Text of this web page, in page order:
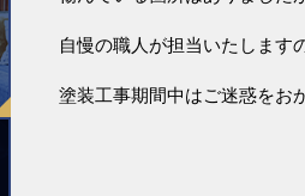
自慢の職人が担当いたします
塗装工事期間中はご迷惑をお